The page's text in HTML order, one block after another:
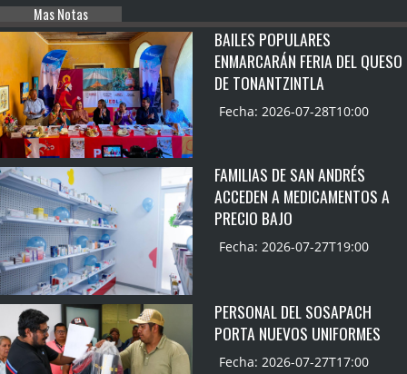
Mas Notas
BAILES POPULARES
ENMARCARÁN FERIA DEL QUESO
DE TONANTZINTLA
Fecha: 2026-07-28T10:00
FAMILIAS DE SAN ANDRÉS
ACCEDEN A MEDICAMENTOS A
PRECIO BAJO
Fecha: 2026-07-27T19:00
PERSONAL DEL SOSAPACH
PORTA NUEVOS UNIFORMES
Fecha: 2026-07-27T17:00